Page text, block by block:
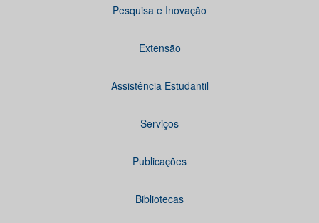
Pesquisa e Inovação
Extensão
Assistência Estudantil
Serviços
Publicações
Bibliotecas